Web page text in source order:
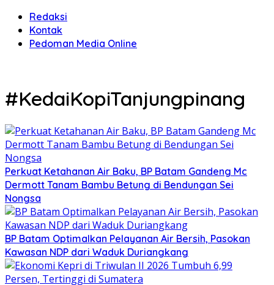
Redaksi
Kontak
Pedoman Media Online
#KedaiKopiTanjungpinang
Perkuat Ketahanan Air Baku, BP Batam Gandeng Mc
Dermott Tanam Bambu Betung di Bendungan Sei
Nongsa
BP Batam Optimalkan Pelayanan Air Bersih, Pasokan
Kawasan NDP dari Waduk Duriangkang